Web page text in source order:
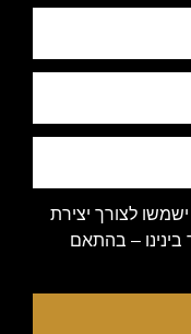
לצורך יצירת
בינינו – בהתאם